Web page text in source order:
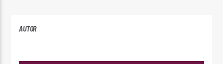
AUTOR